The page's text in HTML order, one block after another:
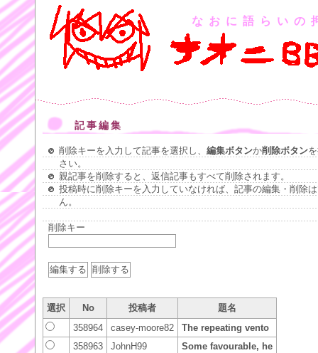
なおに語らいの
記事編集
削除キーを入力して記事を選択し、 編集ボタンか削除ボタン
さい。
親記事を削除すると、返信記事もすべて削除されます。
投稿時に削除キーを入力していなければ、記事の編集・削除
ん。
削除キー
選択 No 投稿者
題名
358964
casey-moore82
The repeating vento
358963
JohnH99
Some favourable, he